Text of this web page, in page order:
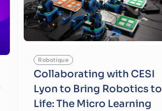
Robotique
Collaborating with CESI
Lyon to Bring Robotics to
Life: The Micro Learning